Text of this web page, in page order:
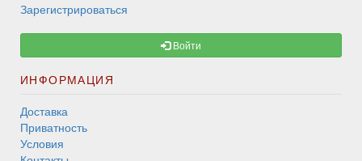
Зарегистрироваться
Войти
ИНФОРМАЦИЯ
Доставка
Приватность
Условия